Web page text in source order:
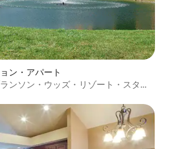
ン・アパート
ンソン・ウッズ・リゾート・スタジ